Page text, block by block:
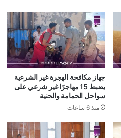
جهاز مكافحة الهجرة غير الشرعية
يضبط 15 مهاجرًا غير شرعي على
سواحل الحمامة والحنية
منذ 6 ساعات